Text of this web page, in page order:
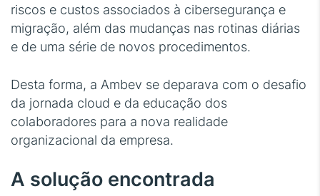
riscos e custos associados à cibersegurança e
migração, além das mudanças nas rotinas diárias
e de uma série de novos procedimentos.
Desta forma, a Ambev se deparava com o desafio
da jornada cloud e da educação dos
colaboradores para a nova realidade
organizacional da empresa.
A solução encontrada